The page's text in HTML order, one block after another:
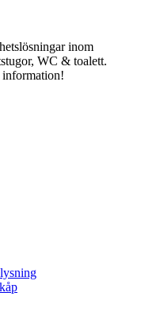
inom
WC & toalett.
information!